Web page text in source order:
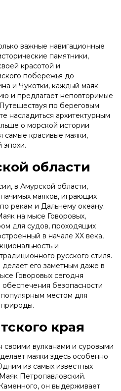
важные навигационные
памятники,
красотой и
побережья до
и Чукотки, каждый маяк
и предлагает неповторимые
по береговым
насладиться архитектурным
о морской истории
самые красивые маяки,
эпохи.
области
в Амурской области,
маяков, играющих
рекам и Дальнему океану.
на мысе Говоровых,
для судов, проходящих
в начале XX века,
и
русского стиля.
делает его заметным даже в
Говоровых сегодня
обеспечения безопасности
местом для
края
своими вулканами и суровыми
маяки здесь особенно
из самых известных
Петропавловский.
он выдерживает